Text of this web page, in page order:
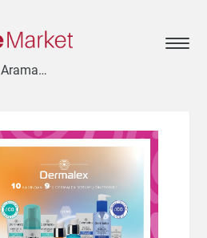
Bebek
Cep Telefonu
Dondurulmuş Ürünler
& Dekorasyon
Evcil Hayvan